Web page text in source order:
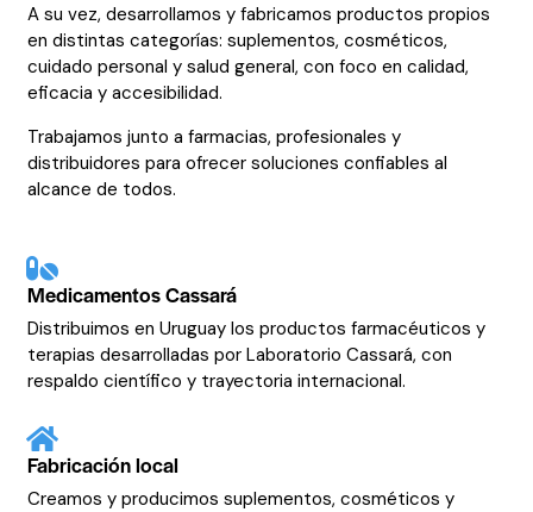
A su vez, desarrollamos y fabricamos productos propios
en distintas categorías: suplementos, cosméticos,
cuidado personal y salud general, con foco en calidad,
eficacia y accesibilidad.
Trabajamos junto a farmacias, profesionales y
distribuidores para ofrecer soluciones confiables al
alcance de todos.
Medicamentos Cassará
Distribuimos en Uruguay los productos farmacéuticos y
terapias desarrolladas por Laboratorio Cassará, con
respaldo científico y trayectoria internacional.
Fabricación local
Creamos y producimos suplementos, cosméticos y